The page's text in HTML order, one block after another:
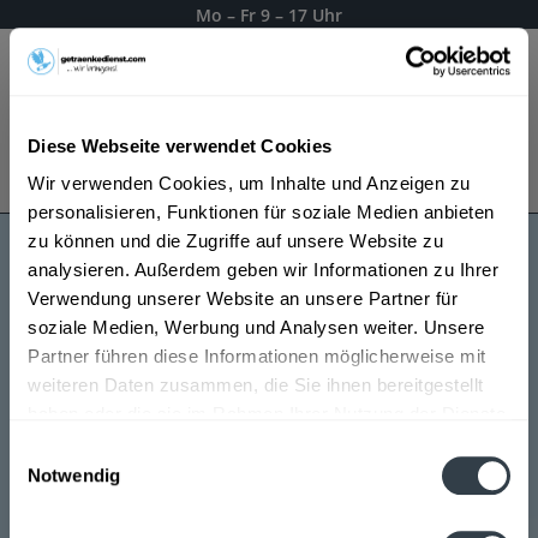
Diese Webseite verwendet Cookies
Wir verwenden Cookies, um Inhalte und Anzeigen zu
personalisieren, Funktionen für soziale Medien anbieten
zu können und die Zugriffe auf unsere Website zu
analysieren. Außerdem geben wir Informationen zu Ihrer
Verwendung unserer Website an unsere Partner für
soziale Medien, Werbung und Analysen weiter. Unsere
Partner führen diese Informationen möglicherweise mit
weiteren Daten zusammen, die Sie ihnen bereitgestellt
Notwendig
Mo – Fr 9 – 17 Uhr
Es gilt unsereDatenschutzerklärung
Hofmühl